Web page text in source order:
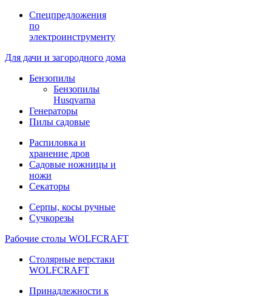
Спецпредложения
по
электроинструменту
Для дачи и загородного дома
Бензопилы
Бензопилы
Husqvarna
Генераторы
Пилы садовые
Распиловка и
хранение дров
Садовые ножницы и
ножи
Секаторы
Серпы, косы ручные
Сучкорезы
Рабочие столы WOLFCRAFT
Столярные верстаки
WOLFCRAFT
Принадлежности к